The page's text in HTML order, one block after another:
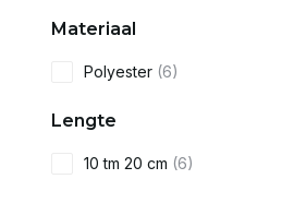
Materiaal
Polyester (6)
Lengte
10 tm 20 cm (6)